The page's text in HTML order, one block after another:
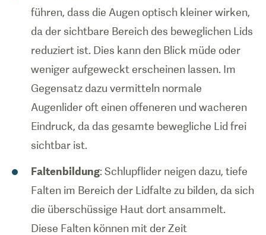
führen, dass die Augen optisch kleiner wirken,
da der sichtbare Bereich des beweglichen Lids
reduziert ist. Dies kann den Blick müde oder
weniger aufgeweckt erscheinen lassen. Im
Gegensatz dazu vermitteln normale
Augenlider oft einen offeneren und wacheren
Eindruck, da das gesamte bewegliche Lid frei
sichtbar ist.
Faltenbildung: Schlupflider neigen dazu, tiefe
Falten im Bereich der Lidfalte zu bilden, da sich
die überschüssige Haut dort ansammelt.
Diese Falten können mit der Zeit